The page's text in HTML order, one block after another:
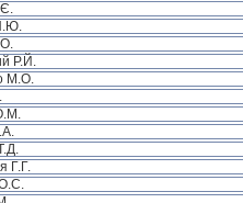
Р.Й.
М.О.
Г.Г.